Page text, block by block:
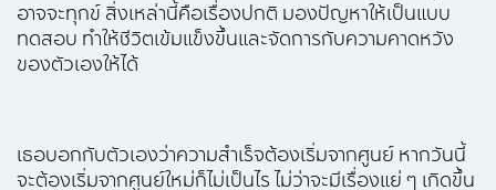
อาจจะทุกข์ สิ่งเหล่านี้คือเรื่องปกติ มองปัญหาให้เป็นแบบ
ทดสอบ ทำให้ชีวิตเข้มแข็งขึ้นและจัดการกับความคาดหวัง
ของตัวเองให้ได้
เธอบอกกับตัวเองว่าความสำเร็จต้องเริ่มจากศูนย์ หากวันนี้
จะต้องเริ่มจากศูนย์ใหม่ก็ไม่เป็นไร ไม่ว่าจะมีเรื่องแย่ ๆ เกิดขึ้น